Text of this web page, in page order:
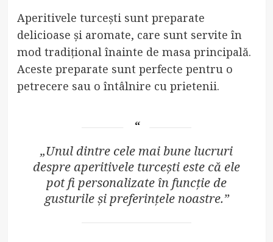
Aperitivele turcești sunt preparate
delicioase și aromate, care sunt servite în
mod tradițional înainte de masa principală.
Aceste preparate sunt perfecte pentru o
petrecere sau o întâlnire cu prietenii.
„Unul dintre cele mai bune lucruri
despre aperitivele turcești este că ele
pot fi personalizate în funcție de
gusturile și preferințele noastre.”